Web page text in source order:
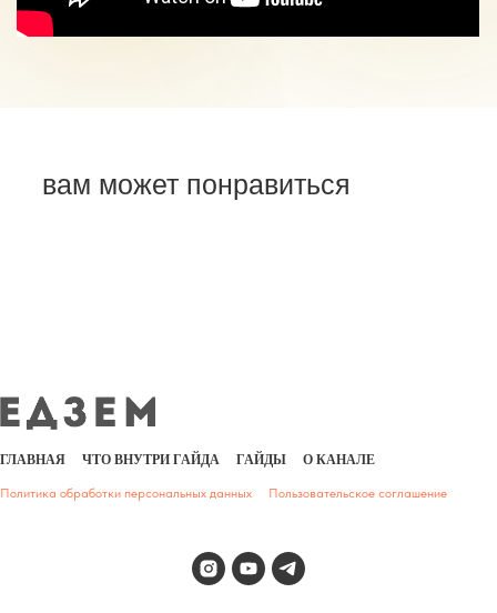
ГЛАВНАЯ ЧТО ВНУТРИ ГАЙДА ГАЙДЫ О КАНАЛЕ
Политика обработки персональных данных Пользовательское соглашение